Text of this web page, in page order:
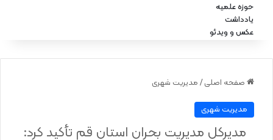
حوزه علمیه
یادداشت
عکس و ویدئو
صفحه اصلی / مدیریت شهری
مدیریت شهری
مدیرکل مدیریت بحران استان قم تأکید کرد: